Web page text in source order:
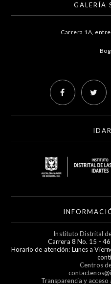
GALERÍA
Carrera 1A,
Instituto Distrital
Carrera 8 No. 15 -
Horario de atención: Lunes a
Centros
Transparencia y